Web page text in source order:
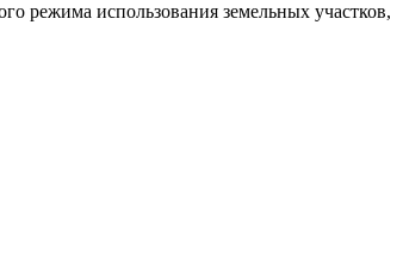
режима использования земельных участков,